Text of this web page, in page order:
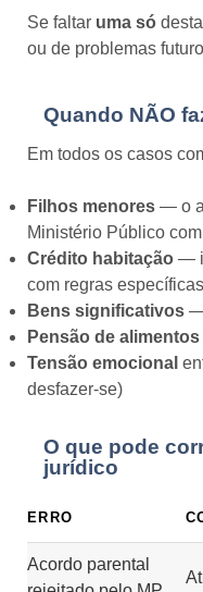
Se faltar uma só
ou de problemas
Quando NÃO
Em todos os casos
Filhos menores — o
Ministério Público
Crédito habitação —
com regras específicas
Bens significativos —
Pensão de alimentos
Tensão emocional
desfazer-se)
O que pode
jurídico
ERRO
Acordo parental